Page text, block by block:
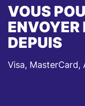
VOUS
ENVOYER
DEPUIS
Visa, MasterCard,